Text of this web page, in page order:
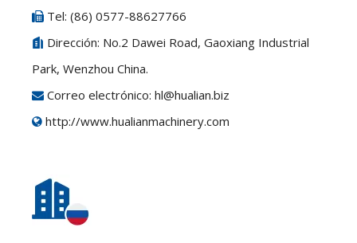
 Tel: (86) 0577-88627766
 Dirección: No.2 Dawei Road, Gaoxiang Industrial
Park, Wenzhou China.
 Correo electrónico: hl@hualian.biz
 http://www.hualianmachinery.com